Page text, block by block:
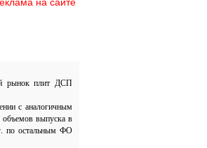
рынок плит ДСП
с аналогичным
выпуска в
по остальным ФО